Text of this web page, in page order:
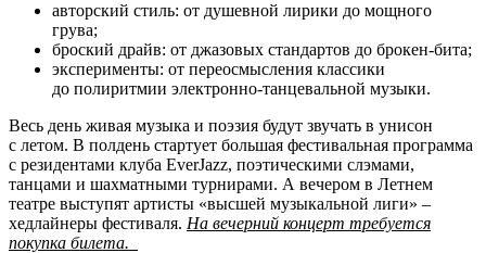
авторский стиль: от душевной лирики до мощного
грува;
броский драйв: от джазовых стандартов до брокен-бита;
эксперименты: от переосмысления классики
до полиритмии электронно-танцевальной музыки.
Весь день живая музыка и поэзия будут звучать в унисон
с летом. В полдень стартует большая фестивальная программа
с резидентами клуба EverJazz, поэтическими слэмами,
танцами и шахматными турнирами. А вечером в Летнем
театре выступят артисты «высшей музыкальной лиги» –
хедлайнеры фестиваля. На вечерний концерт требуется
покупка билета.